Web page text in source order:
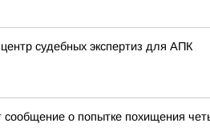
судебных экспертиз для АПК
о попытке похищения